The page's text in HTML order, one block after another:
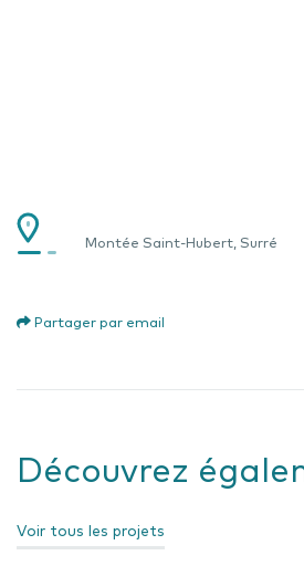
Montée Saint-Hubert, Surré
Partager par email
Découvrez
Voir tous les projets